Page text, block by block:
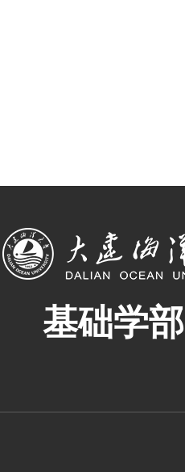
基础学部